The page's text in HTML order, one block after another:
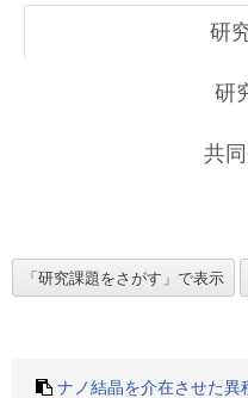
研
研
共
ナノ結晶を介在させた異